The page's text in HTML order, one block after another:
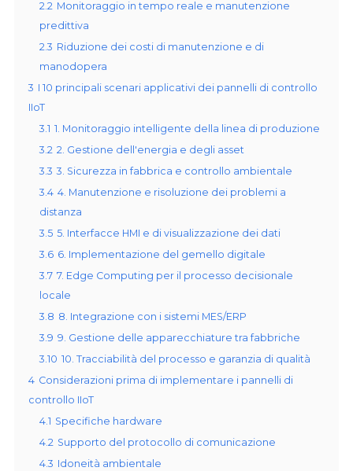
2.2 Monitoraggio in tempo reale e manutenzione
predittiva
2.3 Riduzione dei costi di manutenzione e di
manodopera
3 I 10 principali scenari applicativi dei pannelli di controllo
IIoT
3.1 1. Monitoraggio intelligente della linea di produzione
3.2 2. Gestione dell'energia e degli asset
3.3 3. Sicurezza in fabbrica e controllo ambientale
3.4 4. Manutenzione e risoluzione dei problemi a
distanza
3.5 5. Interfacce HMI e di visualizzazione dei dati
3.6 6. Implementazione del gemello digitale
3.7 7. Edge Computing per il processo decisionale
locale
3.8 8. Integrazione con i sistemi MES/ERP
3.9 9. Gestione delle apparecchiature tra fabbriche
3.10 10. Tracciabilità del processo e garanzia di qualità
4 Considerazioni prima di implementare i pannelli di
controllo IIoT
4.1 Specifiche hardware
4.2 Supporto del protocollo di comunicazione
4.3 Idoneità ambientale